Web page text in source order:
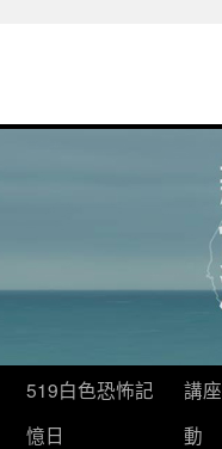
519白色恐怖記
憶日
講
動